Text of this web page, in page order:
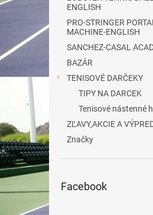
ENGLISH
PRO-STRINGER
MACHINE-ENGLISH
SANCHEZ-CASAL
BAZÁR
TENISOVÉ DARČEKY
TIPY NA DARCEK
Tenisové nástenné
ZĽAVY,AKCIE A
Značky
Facebook